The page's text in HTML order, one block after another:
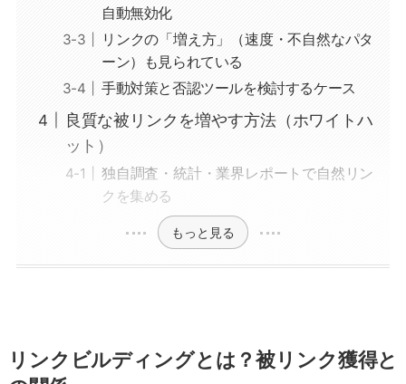
自動無効化
リンクの「増え方」（速度・不自然なパタ
ーン）も見られている
手動対策と否認ツールを検討するケース
良質な被リンクを増やす方法（ホワイトハ
ット）
独自調査・統計・業界レポートで自然リン
クを集める
もっと見る
リンクビルディングとは？被リンク獲得と